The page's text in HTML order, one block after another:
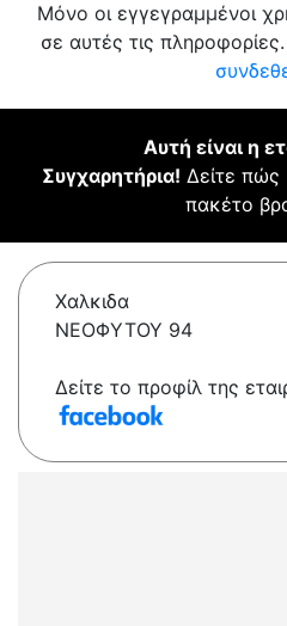
Μόνο οι εγγεγραμμένοι
σε αυτές τις πληροφορίες.
Αυτή είναι η
Συγχαρητήρια! Δείτε πώς
πακέτο
Χαλκιδα
ΝΕΟΦΥΤΟΥ 94
Δείτε το προφίλ της